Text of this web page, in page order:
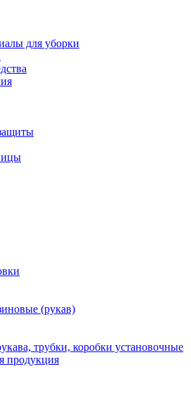
для уборки
(рукав)
трубки, коробки установочные
продукция